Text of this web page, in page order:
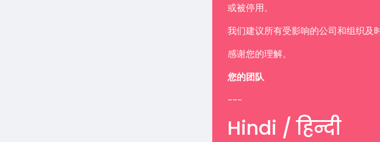
或被停用。
我们建议所有受影响的公司和组织及
感谢您的理解。
您的团队
---
Hindi / हिन्दी